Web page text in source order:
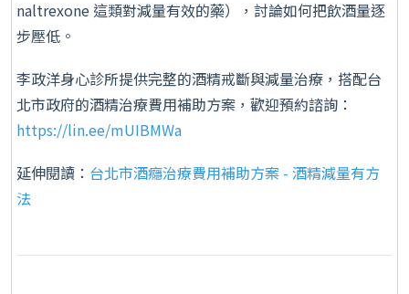
naltrexone 這類對減量有效的藥），討論如何把飲酒量逐
步壓低。
李政洋身心診所提供完整的酒精戒斷與減量治療，搭配台
北市政府的酒精治療費用補助方案，歡迎預約諮詢：
https://lin.ee/mUIBMWa
延伸閱讀： 台北市酒癮治療費用補助方案 - 酒精減量有方
法